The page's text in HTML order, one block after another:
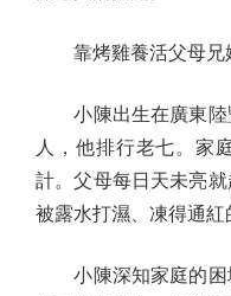
靠烤雞養活父母兄
小陳出生在廣東陸
人，他排行老七。家
計。父母每日天未亮
被露水打濕、凍得通紅
小陳深知家庭的困